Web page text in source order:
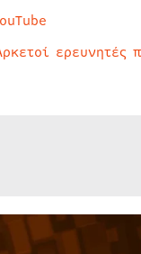
ερευνητές